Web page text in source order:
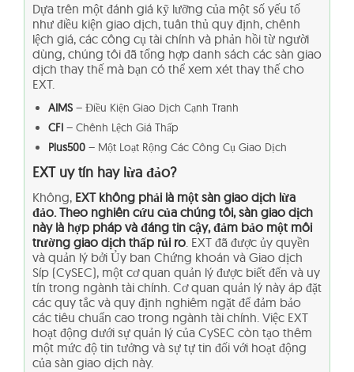
Dựa trên một đánh giá kỹ lưỡng của một số yếu tố
như điều kiện giao dịch, tuân thủ quy định, chênh
lệch giá, các công cụ tài chính và phản hồi từ người
dùng, chúng tôi đã tổng hợp danh sách các sàn giao
dịch thay thế mà bạn có thể xem xét thay thế cho
EXT.
AIMS – Điều Kiện Giao Dịch Cạnh Tranh
CFI – Chênh Lệch Giá Thấp
Plus500 – Một Loạt Rộng Các Công Cụ Giao Dịch
EXT uy tín hay lừa đảo?
Không, EXT không phải là một sàn giao dịch lừa
đảo. Theo nghiên cứu của chúng tôi, sàn giao dịch
này là hợp pháp và đáng tin cậy, đảm bảo một môi
trường giao dịch thấp rủi ro. EXT đã được ủy quyền
và quản lý bởi Ủy ban Chứng khoán và Giao dịch
Síp (CySEC), một cơ quan quản lý được biết đến và uy
tín trong ngành tài chính. Cơ quan quản lý này áp đặt
các quy tắc và quy định nghiêm ngặt để đảm bảo
các tiêu chuẩn cao trong ngành tài chính. Việc EXT
hoạt động dưới sự quản lý của CySEC còn tạo thêm
một mức độ tin tưởng và sự tự tin đối với hoạt động
của sàn giao dịch này.